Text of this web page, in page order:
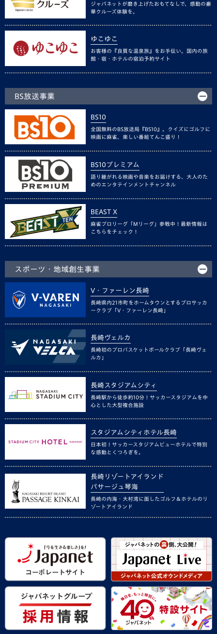
ジャパネットが磨き上げたおもてなしで、感動の豪
華クルーズ体験を。
ゆこゆこ
お客様の『良質な温泉旅』をお手伝い。国内の旅
館・宿・ホテルの宿泊予約サイト
BS放送事業
BS10
全国無料のBS放送局『BS10』。クイズにゴルフに
映画に麻雀、楽しい番組てんこ盛り！
BS10プレミアム
語り継がれる映画や音楽をお届けする、大人のた
めのエンタテインメントチャンネル
BEAST X
麻雀プロリーグ「Mリーグ」参戦中！最新情報は
こちらをチェック！
スポーツ・地域創生事業
V・ファーレン長崎
長崎県内21市町をホームタウンとするプロサッカ
ークラブ「V・ファーレン長崎」
長崎ヴェルカ
長崎初のプロバスケットボールクラブ「長崎ヴェ
ルカ」
長崎スタジアムシティ
長崎駅から徒歩約10分！サッカースタジアムを中
心とした大型複合施設
スタジアムシティホテル長崎
日本初！サッカースタジアムビューホテルで特別
な感動とくつろぎを。
長崎リゾートアイランド
パサージュ琴海
長崎の内海・大村湾に面したゴルフ＆ホテルのリ
ゾートアイランド